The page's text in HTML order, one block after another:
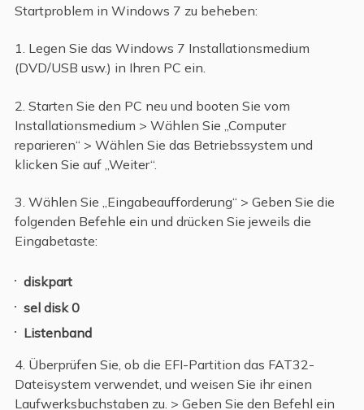
Startproblem in Windows 7 zu beheben:
1. Legen Sie das Windows 7 Installationsmedium
(DVD/USB usw.) in Ihren PC ein.
2. Starten Sie den PC neu und booten Sie vom
Installationsmedium > Wählen Sie „Computer
reparieren“ > Wählen Sie das Betriebssystem und
klicken Sie auf „Weiter“.
3. Wählen Sie „Eingabeaufforderung“ > Geben Sie die
folgenden Befehle ein und drücken Sie jeweils die
Eingabetaste:
diskpart
sel disk 0
Listenband
4. Überprüfen Sie, ob die EFI-Partition das FAT32-
Dateisystem verwendet, und weisen Sie ihr einen
Laufwerksbuchstaben zu. > Geben Sie den Befehl ein